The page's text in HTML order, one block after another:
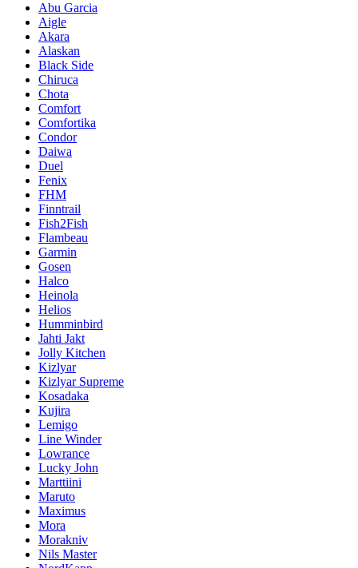
Abu Garcia
Aigle
Akara
Alaskan
Black Side
Chiruca
Chota
Comfort
Comfortika
Condor
Daiwa
Duel
Fenix
FHM
Finntrail
Fish2Fish
Flambeau
Garmin
Gosen
Halco
Heinola
Helios
Humminbird
Jahti Jakt
Jolly Kitchen
Kizlyar
Kizlyar Supreme
Kosadaka
Kujira
Lemigo
Line Winder
Lowrance
Lucky John
Marttiini
Maruto
Maximus
Mora
Morakniv
Nils Master